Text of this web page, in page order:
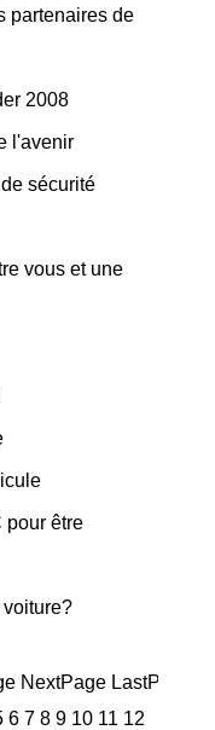
partenaires de
2008
l'avenir
sécurité
vous et une
pour être
NextPage LastPage
6 7 8 9 10 11 12